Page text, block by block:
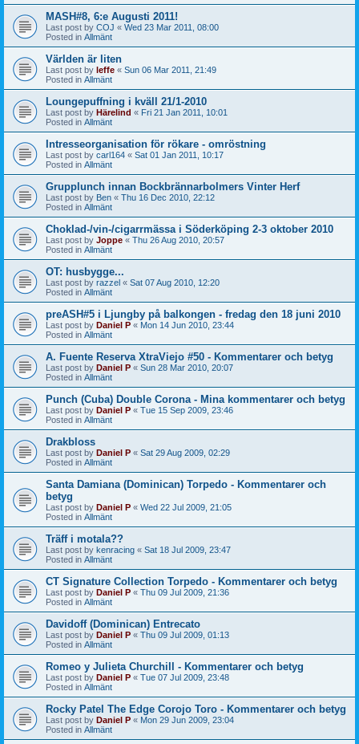
MASH#8, 6:e Augusti 2011!
Last post by COJ « Wed 23 Mar 2011, 08:00
Posted in Allmänt
Världen är liten
Last post by leffe « Sun 06 Mar 2011, 21:49
Posted in Allmänt
Loungepuffning i kväll 21/1-2010
Last post by Härelind « Fri 21 Jan 2011, 10:01
Posted in Allmänt
Intresseorganisation för rökare - omröstning
Last post by carl164 « Sat 01 Jan 2011, 10:17
Posted in Allmänt
Grupplunch innan Bockbrännarbolmers Vinter Herf
Last post by Ben « Thu 16 Dec 2010, 22:12
Posted in Allmänt
Choklad-/vin-/cigarrmässa i Söderköping 2-3 oktober 2010
Last post by Joppe « Thu 26 Aug 2010, 20:57
Posted in Allmänt
OT: husbygge...
Last post by razzel « Sat 07 Aug 2010, 12:20
Posted in Allmänt
preASH#5 i Ljungby på balkongen - fredag den 18 juni 2010
Last post by Daniel P « Mon 14 Jun 2010, 23:44
Posted in Allmänt
A. Fuente Reserva XtraViejo #50 - Kommentarer och betyg
Last post by Daniel P « Sun 28 Mar 2010, 20:07
Posted in Allmänt
Punch (Cuba) Double Corona - Mina kommentarer och betyg
Last post by Daniel P « Tue 15 Sep 2009, 23:46
Posted in Allmänt
Drakbloss
Last post by Daniel P « Sat 29 Aug 2009, 02:29
Posted in Allmänt
Santa Damiana (Dominican) Torpedo - Kommentarer och
betyg
Last post by Daniel P « Wed 22 Jul 2009, 21:05
Posted in Allmänt
Träff i motala??
Last post by kenracing « Sat 18 Jul 2009, 23:47
Posted in Allmänt
CT Signature Collection Torpedo - Kommentarer och betyg
Last post by Daniel P « Thu 09 Jul 2009, 21:36
Posted in Allmänt
Davidoff (Dominican) Entrecato
Last post by Daniel P « Thu 09 Jul 2009, 01:13
Posted in Allmänt
Romeo y Julieta Churchill - Kommentarer och betyg
Last post by Daniel P « Tue 07 Jul 2009, 23:48
Posted in Allmänt
Rocky Patel The Edge Corojo Toro - Kommentarer och betyg
Last post by Daniel P « Mon 29 Jun 2009, 23:04
Posted in Allmänt